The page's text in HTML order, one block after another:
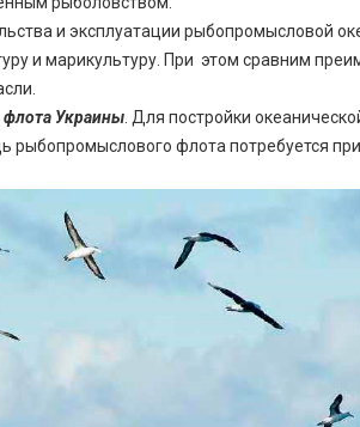
и эксплуатации рыбопромысловой
и марикультуру. При этом сравним
флота Украины . Для постройки
рыбопромыслового флота потребуется